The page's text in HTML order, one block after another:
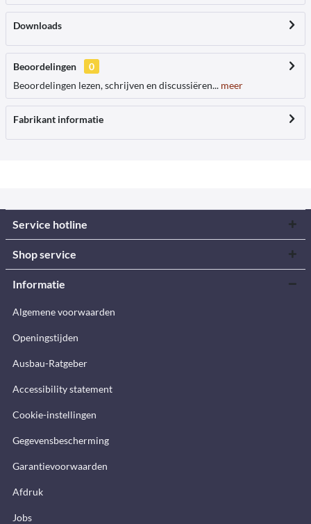
Downloads
Beoordelingen
0
Beoordelingen lezen, schrijven en discussiëren... meer
Fabrikant informatie
Service hotline
Shop service
Informatie
Algemene voorwaarden
Openingstijden
Ausbau-Ratgeber
Accessibility statement
Cookie-instellingen
Gegevensbescherming
Garantievoorwaarden
Afdruk
Jobs